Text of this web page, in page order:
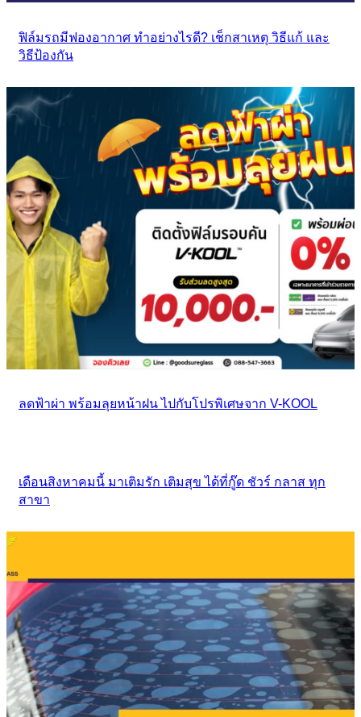
ฟิล์มรถมีฟองอากาศ ทำอย่างไรดี? เช็กสาเหตุ วิธีแก้ และ
วิธีป้องกัน
ลดฟ้าผ่า พร้อมลุยหน้าฝน ไปกับโปรพิเศษจาก V-KOOL
เดือนสิงหาคมนี้ มาเติมรัก เติมสุข ได้ที่กู๊ด ชัวร์ กลาส ทุก
สาขา